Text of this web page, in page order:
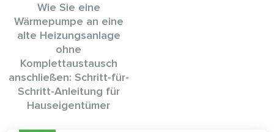
Wie Sie eine
Wärmepumpe an eine
alte Heizungsanlage
ohne
Komplettaustausch
anschließen: Schritt-für-
Schritt-Anleitung für
Hauseigentümer